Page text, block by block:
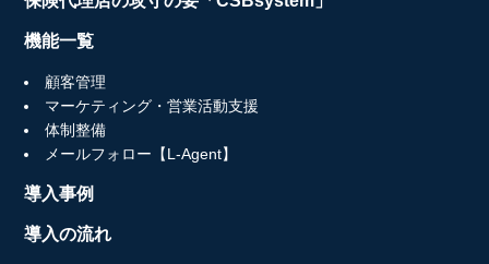
機能一覧
顧客管理
マーケティング・営業活動支援
体制整備
メールフォロー【L-Agent】
導入事例
導入の流れ